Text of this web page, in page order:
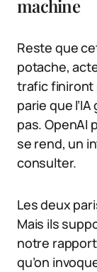
machine
Reste que
potache,
trafic finiront
parie que
pas. OpenAI
se rend, un
consulter.
Les deux
Mais ils
notre rapport
qu’on